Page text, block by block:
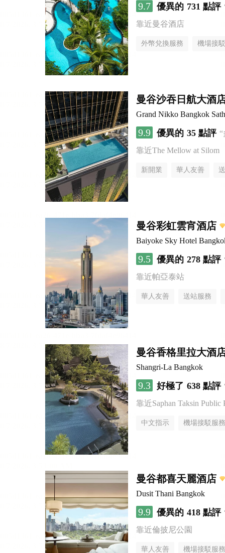
9.7 優異的 731 點評
靠近曼谷酒店
外幣兌換服務 機場接
曼谷沙吞日航大酒
Grand Nikko Bangkok
9.9 優異的 35 點評
靠近The Mellow at Silom
新開業 華人友善
曼谷彩虹雲宵酒店
Baiyoke Sky Hotel
9.5 優異的 278 點評
靠近帕亞泰站
華人友善 送站服務
曼谷香格里拉大酒
Shangri-La Bangkok
9.3 好極了 638 點評
靠近Saphan Taksin Public
中文指示 機場接駁服務
曼谷都喜天麗酒店
Dusit Thani Bangkok
9.9 優異的 418 點評
靠近倫披尼公園
華人友善 機場接駁服務